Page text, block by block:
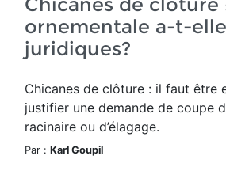
ornementale a-t-
juridiques?
Chicanes de clôture : il faut être
justifier une demande de coupe
racinaire ou d’élagage.
Par : Karl Goupil